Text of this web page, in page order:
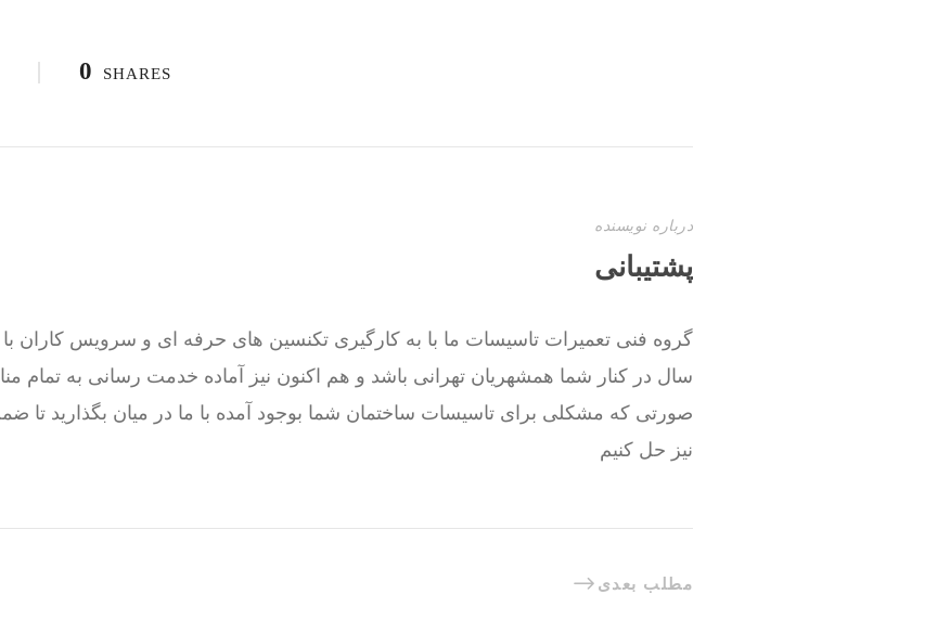
0 SHARES
درباره نویسنده
پشتیبانی
صورتی که مشکلی برای تاسیسات ساختمان شما بوجود آمده با ما در میان بگذارید تا
نیز حل کنیم
مطلب بعدی